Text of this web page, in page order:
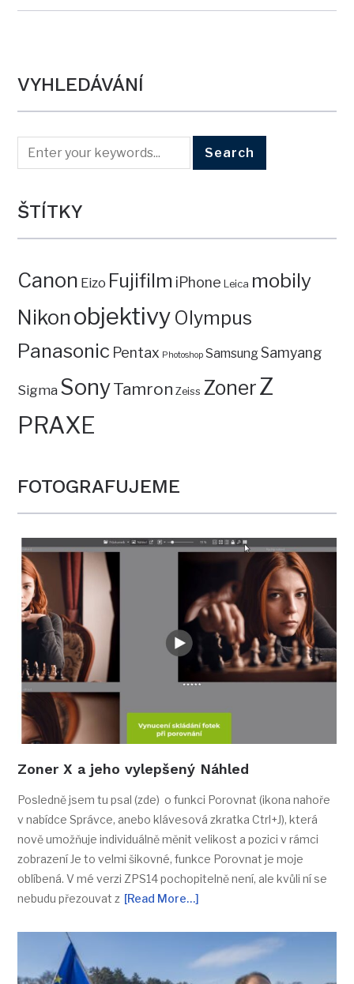
VYHLEDÁVÁNÍ
ŠTÍTKY
Canon Eizo Fujifilm iPhone Leica mobily
Nikon objektivy Olympus
Panasonic Pentax Photoshop SamsungSamyang
Sigma SonyTamron Zeiss ZonerZ
PRAXE
FOTOGRAFUJEME
Zoner X a jeho vylepšený Náhled
Posledně jsem tu psal (zde) o funkci Porovnat (ikona nahoře
v nabídce Správce, anebo klávesová zkratka Ctrl+J), která
nově umožňuje individuálně měnit velikost a pozici v rámci
zobrazení Je to velmi šikovné, funkce Porovnat je moje
oblíbená. V mé verzi ZPS14 pochopitelně není, ale kvůli ní se
nebudu přezouvat z [Read More…]